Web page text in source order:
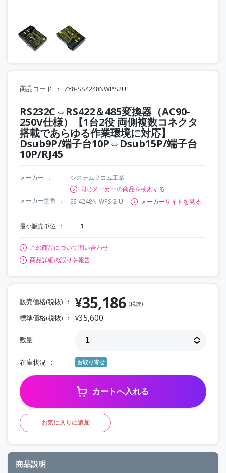
商品コード ZY8-SS4248NWPS2U
RS232C⇔RS422＆485変換器（AC90-
250V仕様）【1台2役 両側複数コネクタ
搭載であらゆる作業環境に対応】
Dsub9P/端子台10P⇔Dsub15P/端子台
10P/RJ45
メーカー
システムサコム工業
同じメーカーの商品を検索する
メーカー型番
SS-4248N-WPS-2-U メーカーサイトを見る
最小販売単位 1
この商品について問い合わせ
商品詳細の誤りを報告
販売価格(税抜) ¥35,186 (税抜)
標準価格(税抜) ¥35,600
数量
在庫状況 お取り寄せ
カートへ入れる
お気に入りに追加
商品説明